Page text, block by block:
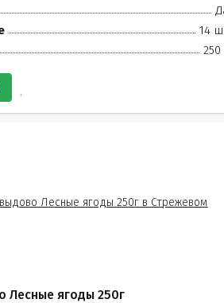
14
250
Лесные ягоды 250г